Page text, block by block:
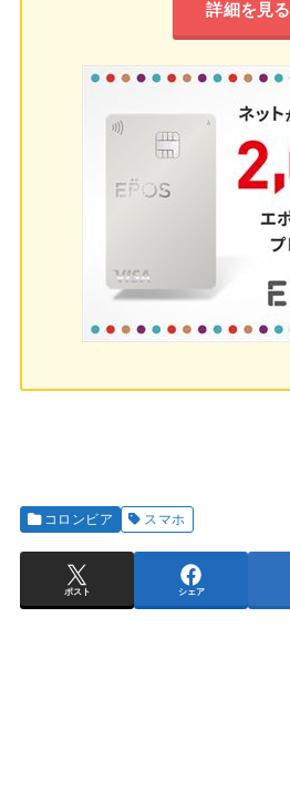
詳細を見る
コロンビア スマホ
ポスト シェア